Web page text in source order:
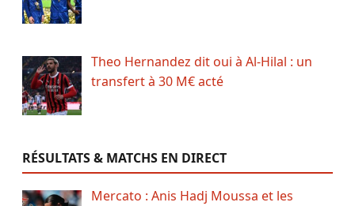
Theo Hernandez dit oui à Al-Hilal : un
transfert à 30 M€ acté
RÉSULTATS & MATCHS EN DIRECT
Mercato : Anis Hadj Moussa et les